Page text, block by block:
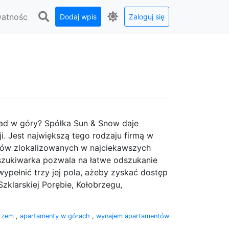
Dodaj wpis Zaloguj się
w góry? Spółka Sun & Snow daje
Jest największą tego rodzaju firmą w
zlokalizowanych w najciekawszych
pozwala na łatwe odszukanie
trzy jej pola, ażeby zyskać dostęp
Porębie, Kołobrzegu,
, apartamenty w górach , wynajem apartamentów